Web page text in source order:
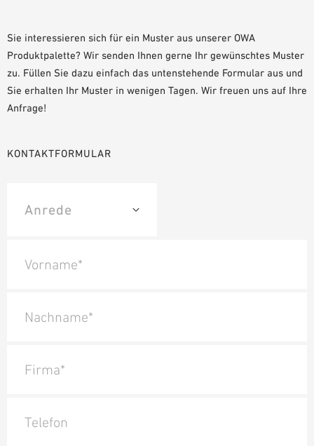
BIM/REVIT BIBLIOTHEK
VIDEOS
OWA-SCHULUNGEN
MUSTERBESTELLUNG
Sie interessieren sich für ein Muster aus unserer OWA
Produktpalette? Wir senden Ihnen gerne Ihr gewünschtes Muster
zu. Füllen Sie dazu einfach das untenstehende Formular aus und
Sie erhalten Ihr Muster in wenigen Tagen. Wir freuen uns auf Ihre
Anfrage!
KONTAKTFORMULAR
Vorname*
Nachname*
Firma*
Telefon